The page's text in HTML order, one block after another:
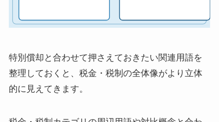
特別償却と合わせて押さえておきたい関連用語を
整理しておくと、税金・税制の全体像がより立体
的に見えてきます。